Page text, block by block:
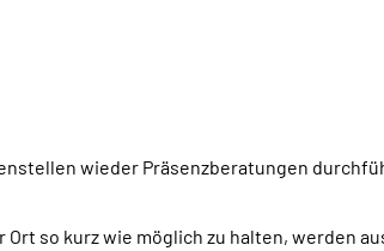
wieder Präsenzberatungen
so kurz wie möglich zu halten, werden